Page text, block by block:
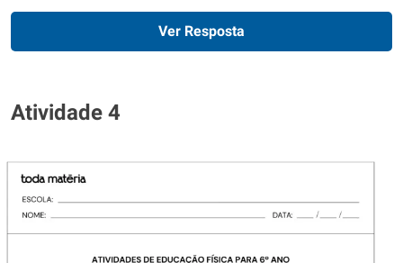
Ver Resposta
Atividade 4